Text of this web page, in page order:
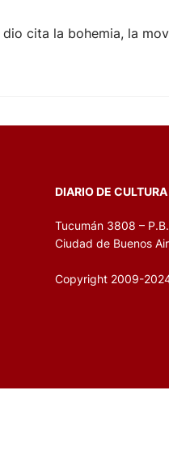
cita la bohemia, la
DIARIO DE CULTURA
Tucumán 3808 – P.B.
Ciudad de Buenos
Copyright 2009-